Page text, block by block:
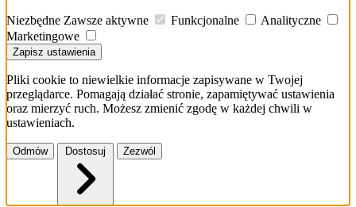
Niezbędne Zawsze aktywne Funkcjonalne
Analityczne
Marketingowe
Zapisz ustawienia
Pliki cookie to niewielkie informacje zapisywane w Twojej
przeglądarce. Pomagają działać stronie, zapamiętywać ustawienia
oraz mierzyć ruch. Możesz zmienić zgodę w każdej chwili w
ustawieniach.
Odmów Zezwól